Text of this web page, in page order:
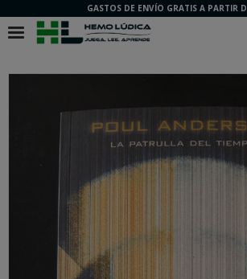
GASTOS DE ENVÍO GRATIS A PARTIR